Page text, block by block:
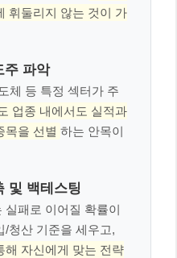
휘둘리지 않는 것이 가
주 파악
체 등 특정 섹터가 주
업종 내에서도 실적과
목을 선별 하는 안목이
및 백테스팅
실패로 이어질 확률이
/청산 기준을 세우고,
해 자신에게 맞는 전략